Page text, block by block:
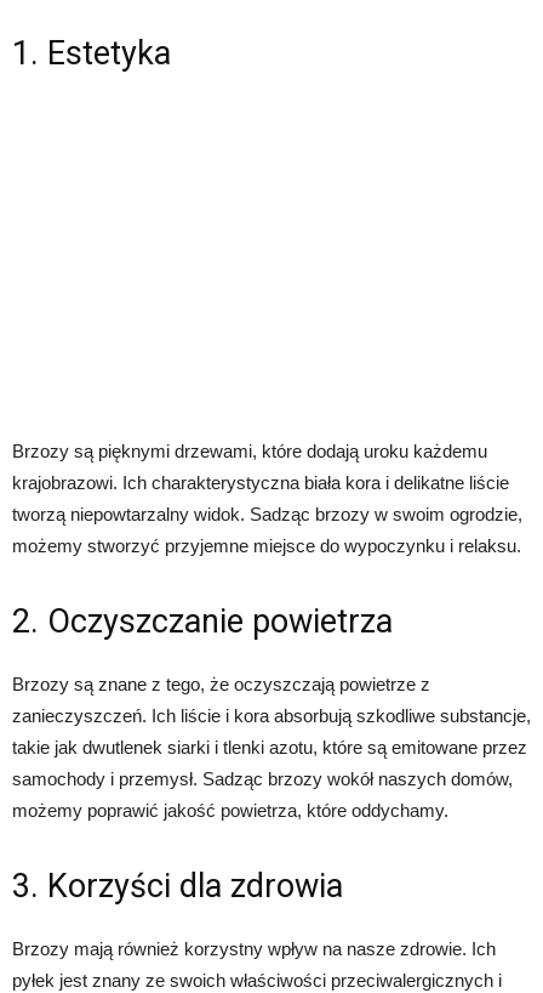
1. Estetyka
Brzozy są pięknymi drzewami, które dodają uroku każdemu
krajobrazowi. Ich charakterystyczna biała kora i delikatne liście
tworzą niepowtarzalny widok. Sadząc brzozy w swoim ogrodzie,
możemy stworzyć przyjemne miejsce do wypoczynku i relaksu.
2. Oczyszczanie powietrza
Brzozy są znane z tego, że oczyszczają powietrze z
zanieczyszczeń. Ich liście i kora absorbują szkodliwe substancje,
takie jak dwutlenek siarki i tlenki azotu, które są emitowane przez
samochody i przemysł. Sadząc brzozy wokół naszych domów,
możemy poprawić jakość powietrza, które oddychamy.
3. Korzyści dla zdrowia
Brzozy mają również korzystny wpływ na nasze zdrowie. Ich
pyłek jest znany ze swoich właściwości przeciwalergicznych i